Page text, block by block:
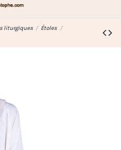
liturgiques
Étoles